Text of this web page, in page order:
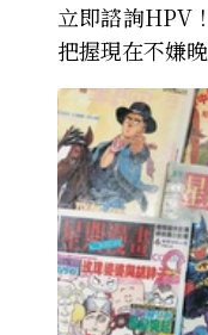
立即諮詢HPV
把握現在不嫌晚